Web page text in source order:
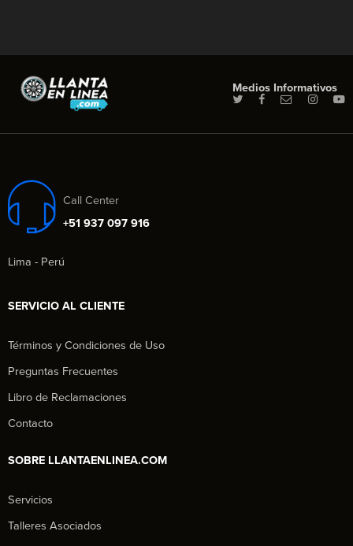
Medios Informativos
Call Center
+51 937 097 916
Lima - Perú
SERVICIO AL CLIENTE
Términos y Condiciones de Uso
Preguntas Frecuentes
Libro de Reclamaciones
Contacto
SOBRE LLANTAENLINEA.COM
Servicios
Talleres Asociados